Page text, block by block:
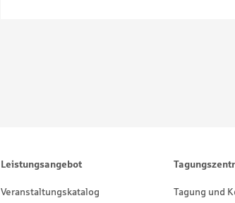
Leistungsangebot
Veranstaltungskatalog
Tagung und